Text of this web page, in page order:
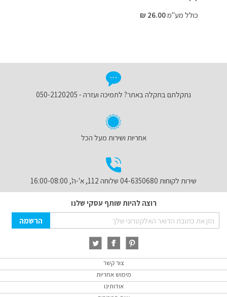
כולל מע"מ26.00 ₪
נתקלתם בתקלה באתר? לתמיכה ועזרה - 050-2120205
אחריות ושירות מעל הכל
שירות לקוחות 04-6350680 שלוחה 112, א'-ה', 16:00-08:00
רוצה להיות שותף עסקי שלנו
Sign
Up
Newsletter:
הרשמה
צור קשר
מימוש אחריות
אודותינו